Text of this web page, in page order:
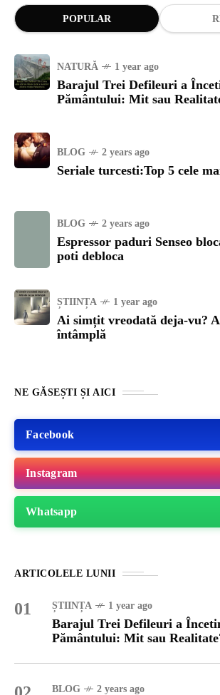
POPULAR
NATURĂ 1 year ago
Barajul Trei Defileuri a
Pământului: Mit sau
BLOG 2 years ago
Seriale turcesti:Top 5 cele
BLOG 2 years ago
Espressor paduri Senseo
poti debloca
ȘTIINȚA 1 year ago
Ai simțit vreodată deja-vu?
întâmplă
NE GĂSEȘTI ȘI AICI
Facebook
Instagram
Whatsapp
ARTICOLELE LUNII
01 ȘTIINȚA 1 year ago
Barajul Trei Defileuri a
Pământului: Mit sau
BLOG 2 years ago